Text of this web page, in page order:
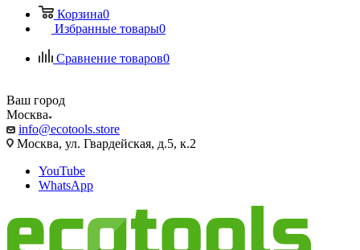
Корзина0
Избранные товары0
Сравнение товаров0
Ваш город
Москва
info@ecotools.store
Москва, ул. Гвардейская, д.5, к.2
YouTube
WhatsApp